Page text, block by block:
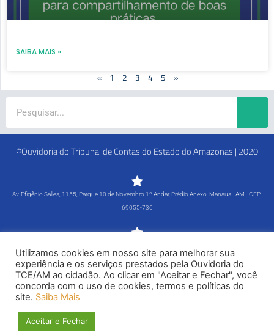
SAIBA MAIS »
« 1 2 3 4 5 »
©Ouvidoria do Tribunal de Contas do Estado do Amazonas | 2020
Av. Efigênio Salles, 1155, Parque 10 de Novembro 1º Andar, Prédio Anexo. Manaus - AM - CEP:
69055-736
Tel: (92) 98815-1000
Política de Privacidade
Utilizamos cookies em nosso site para melhorar sua
experiência e os serviços prestados pela Ouvidoria do
TCE/AM ao cidadão. Ao clicar em "Aceitar e Fechar", você
concorda com o uso de cookies, termos e políticas do
site. Saiba Mais
Aceitar e Fechar